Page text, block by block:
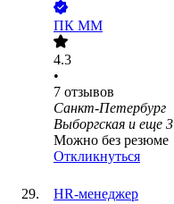
ПК ММ
4.3
•
7 отзывов
Санкт-Петербург
Выборгская и еще 3
Можно без резюме
Откликнуться
HR-менеджер